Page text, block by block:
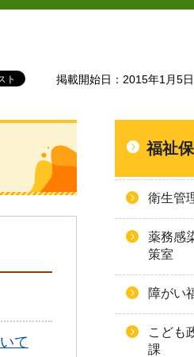
掲載開始日：2015年1月5日
て
福祉
衛生管
薬務感
策室
障がい
こども
課